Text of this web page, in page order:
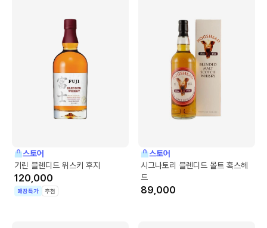
스토어
기린 블렌디드 위스키 후지
120,000
매장특가 추천
스토어
시그나토리 블렌디드 몰트 혹스헤
드
89,000